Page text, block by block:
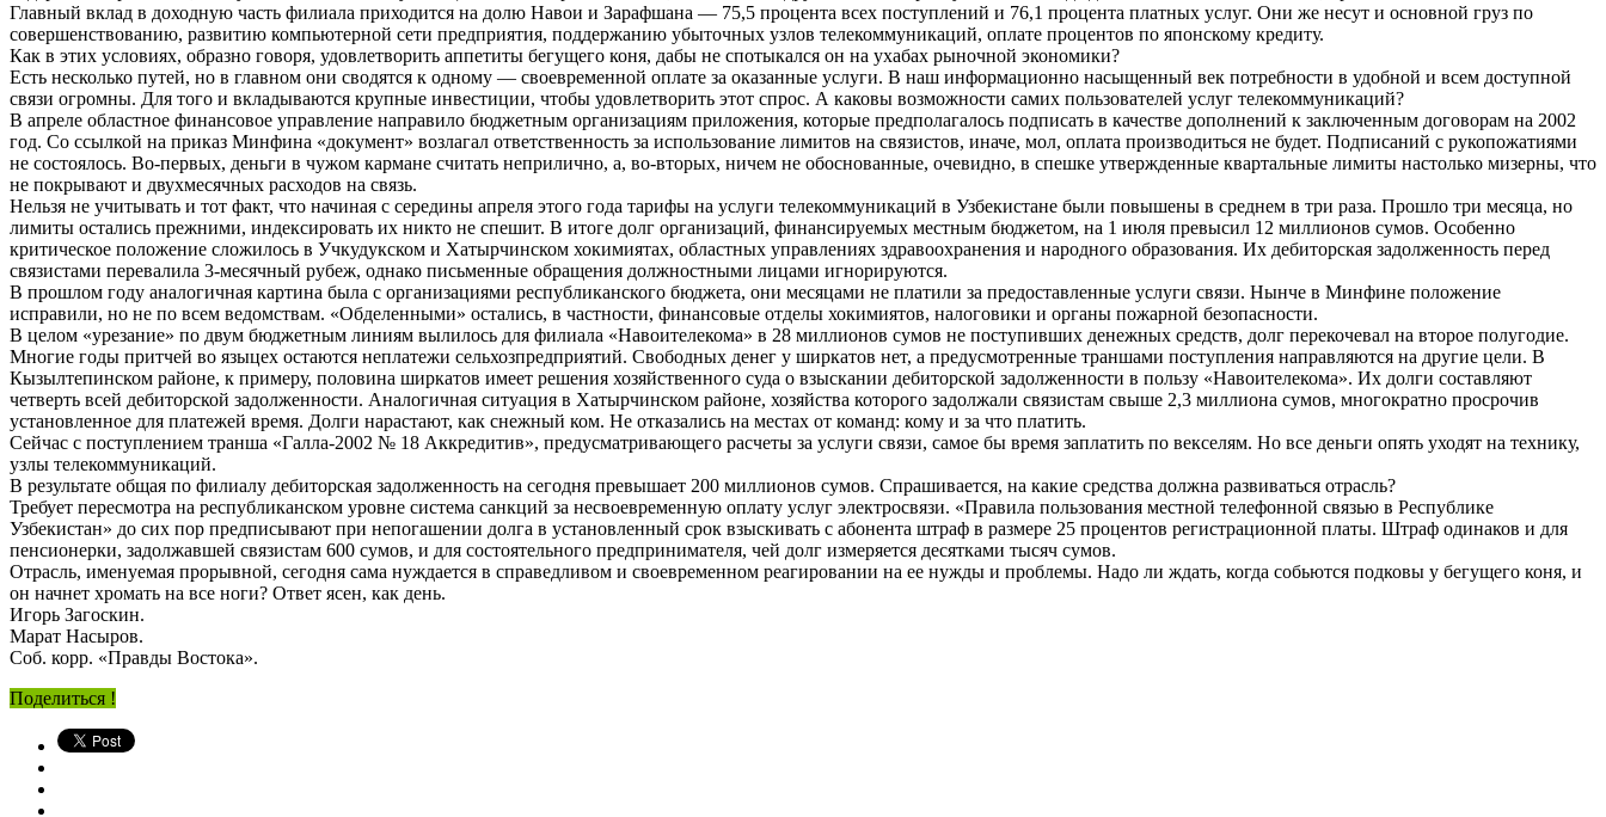
Главный вклад в доходную часть филиала приходится на долю Навои и Зарафшана — 75,5 процента всех поступлений и 76,1 процента платных услуг. Они же несут и основной груз по
совершенствованию, развитию компьютерной сети предприятия, поддержанию убыточных узлов телекоммуникаций, оплате процентов по японскому кредиту.
Как в этих условиях, образно говоря, удовлетворить аппетиты бегущего коня, дабы не спотыкался он на ухабах рыночной экономики?
Есть несколько путей, но в главном они сводятся к одному — своевременной оплате за оказанные услуги. В наш информационно насыщенный век потребности в удобной и всем доступной
связи огромны. Для того и вкладываются крупные инвестиции, чтобы удовлетворить этот спрос. А каковы возможности самих пользователей услуг телекоммуникаций?
В апреле областное финансовое управление направило бюджетным организациям приложения, которые предполагалось подписать в качестве дополнений к заключенным договорам на 2002
год. Со ссылкой на приказ Минфина «документ» возлагал ответственность за использование лимитов на связистов, иначе, мол, оплата производиться не будет. Подписаний с рукопожатиями
не состоялось. Во-первых, деньги в чужом кармане считать неприлично, а, во-вторых, ничем не обоснованные, очевидно, в спешке утвержденные квартальные лимиты настолько мизерны, что
не покрывают и двухмесячных расходов на связь.
Нельзя не учитывать и тот факт, что начиная с середины апреля этого года тарифы на услуги телекоммуникаций в Узбекистане были повышены в среднем в три раза. Прошло три месяца, но
лимиты остались прежними, индексировать их никто не спешит. В итоге долг организаций, финансируемых местным бюджетом, на 1 июля превысил 12 миллионов сумов. Особенно
критическое положение сложилось в Учкудукском и Хатырчинском хокимиятах, областных управлениях здравоохранения и народного образования. Их дебиторская задолженность перед
связистами перевалила 3-месячный рубеж, однако письменные обращения должностными лицами игнорируются.
В прошлом году аналогичная картина была с организациями республиканского бюджета, они месяцами не платили за предоставленные услуги связи. Нынче в Минфине положение
исправили, но не по всем ведомствам. «Обделенными» остались, в частности, финансовые отделы хокимиятов, налоговики и органы пожарной безопасности.
В целом «урезание» по двум бюджетным линиям вылилось для филиала «Навоителекома» в 28 миллионов сумов не поступивших денежных средств, долг перекочевал на второе полугодие.
Многие годы притчей во языцех остаются неплатежи сельхозпредприятий. Свободных денег у ширкатов нет, а предусмотренные траншами поступления направляются на другие цели. В
Кызылтепинском районе, к примеру, половина ширкатов имеет решения хозяйственного суда о взыскании дебиторской задолженности в пользу «Навоителекома». Их долги составляют
четверть всей дебиторской задолженности. Аналогичная ситуация в Хатырчинском районе, хозяйства которого задолжали связистам свыше 2,3 миллиона сумов, многократно просрочив
установленное для платежей время. Долги нарастают, как снежный ком. Не отказались на местах от команд: кому и за что платить.
Сейчас с поступлением транша «Галла-2002 № 18 Аккредитив», предусматривающего расчеты за услуги связи, самое бы время заплатить по векселям. Но все деньги опять уходят на технику,
узлы телекоммуникаций.
В результате общая по филиалу дебиторская задолженность на сегодня превышает 200 миллионов сумов. Спрашивается, на какие средства должна развиваться отрасль?
Требует пересмотра на республиканском уровне система санкций за несвоевременную оплату услуг электросвязи. «Правила пользования местной телефонной связью в Республике
Узбекистан» до сих пор предписывают при непогашении долга в установленный срок взыскивать с абонента штраф в размере 25 процентов регистрационной платы. Штраф одинаков и для
пенсионерки, задолжавшей связистам 600 сумов, и для состоятельного предпринимателя, чей долг измеряется десятками тысяч сумов.
Отрасль, именуемая прорывной, сегодня сама нуждается в справедливом и своевременном реагировании на ее нужды и проблемы. Надо ли ждать, когда собьются подковы у бегущего коня, и
он начнет хромать на все ноги? Ответ ясен, как день.
Игорь Загоскин.
Марат Насыров.
Соб. корр. «Правды Востока».
Поделиться !